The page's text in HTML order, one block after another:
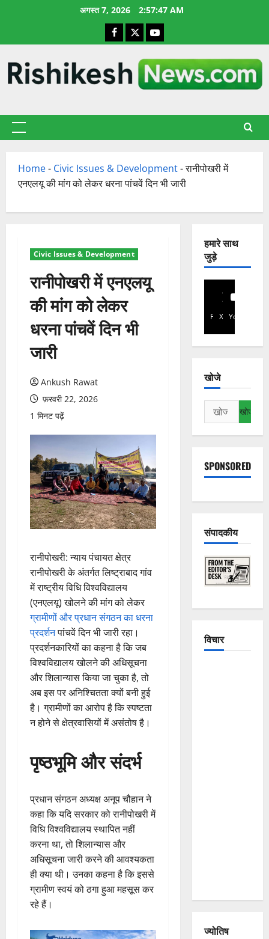
अगस्त 7, 2026 2:57:48 AM
Facebook
X YouTube
प्राथमिक
Home- Civic Issues & Development-रानीपोखरी में
एनएलयू की मांग को लेकर धरना पांचवें दिन भी जारी
Civic Issues & Development
रानीपोखरी में एनएलयू
की मांग को लेकर
धरना पांचवें दिन भी
जारी
Ankush Rawat
फ़रवरी 22, 2026
1 मिनट पढ़ें
रानीपोखरी: न्याय पंचायत क्षेत्र
रानीपोखरी के अंतर्गत लिष्ट्राबाद गांव
में राष्ट्रीय विधि विश्वविद्यालय
(एनएलयू) खोलने की मांग को लेकर
ग्रामीणों और प्रधान संगठन का धरना
प्रदर्शनपांचवें दिन भी जारी रहा।
प्रदर्शनकारियों का कहना है कि जब
विश्वविद्यालय खोलने की अधिसूचना
और शिलान्यास किया जा चुका है, तो
अब इस पर अनिश्चितता क्यों बनी हुई
है। ग्रामीणों का आरोप है कि स्पष्टता
न होने से क्षेत्रवासियों में असंतोष है।
पृष्ठभूमि और संदर्भ
प्रधान संगठन अध्यक्ष अनूप चौहान ने
कहा कि यदि सरकार को रानीपोखरी में
विधि विश्वविद्यालय स्थापित नहीं
करना था, तो शिलान्यास और
अधिसूचना जारी करने की आवश्यकता
ही क्या थी। उनका कहना है कि इससे
ग्रामीण स्वयं को ठगा हुआ महसूस कर
रहे हैं।
हमारे साथ
जुड़े
Facebook
X YouTube
खोजे
निम्न
को
खोजें:
SPONSORED
संपादकीय
विचार
ज्योतिष